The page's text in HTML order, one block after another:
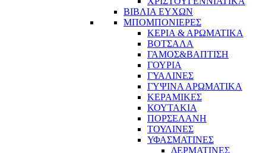
ΒΙΒΛΙΑ ΕΥΧΩΝ
ΜΠΟΜΠΟΝΙΕΡΕΣ
ΚΕΡΙΑ & ΑΡΩΜΑΤΙΚΑ
ΒΟΤΣΑΛΑ
ΓΑΜΟΣ&ΒΑΠΤΙΣΗ
ΓΟΥΡΙΑ
ΓΥΑΛΙΝΕΣ
ΓΥΨΙΝΑ ΑΡΩΜΑΤΙΚΑ
ΚΕΡΑΜΙΚΕΣ
ΚΟΥΤΑΚΙΑ
ΠΟΡΣΕΛΑΝΗ
ΤΟΥΛΙΝΕΣ
ΥΦΑΣΜΑΤΙΝΕΣ
ΔΕΡΜΑΤΙΝΕΣ